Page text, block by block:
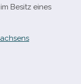
Besitz eines